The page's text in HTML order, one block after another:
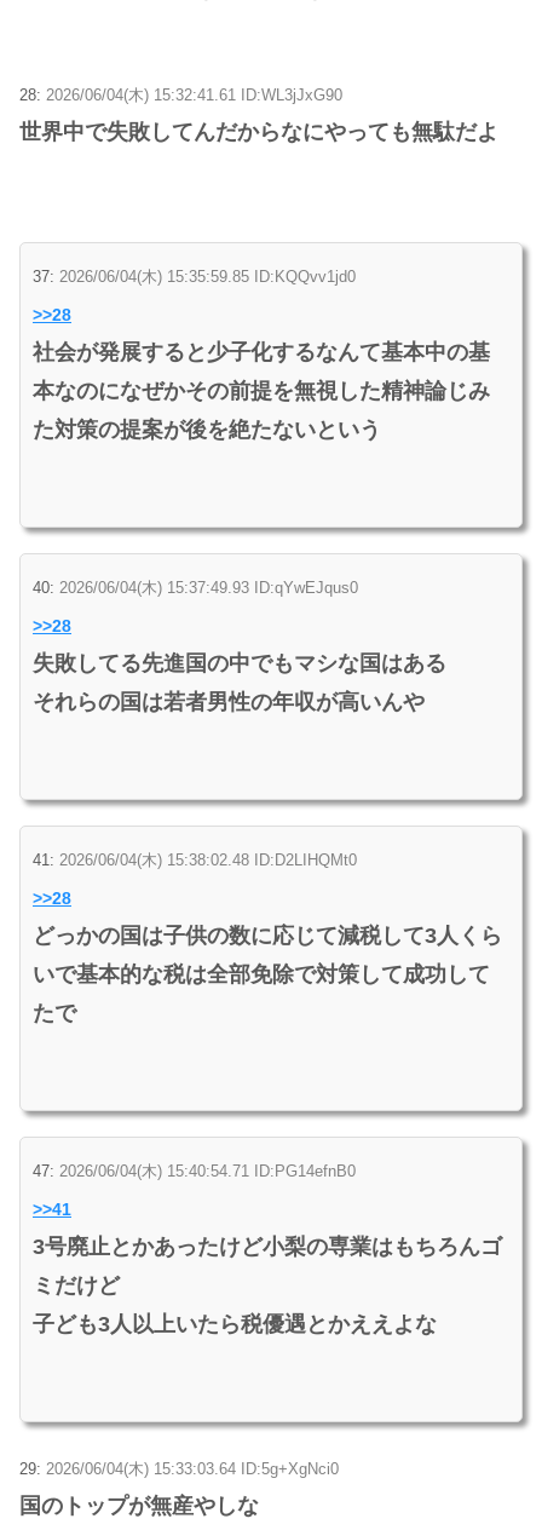
28: 2026/06/04(木) 15:32:41.61 ID:WL3jJxG90
世界中で失敗してんだからなにやっても無駄だよ
37: 2026/06/04(木) 15:35:59.85 ID:KQQvv1jd0
>>28
社会が発展すると少子化するなんて基本中の基
本なのになぜかその前提を無視した精神論じみ
た対策の提案が後を絶たないという
40: 2026/06/04(木) 15:37:49.93 ID:qYwEJqus0
>>28
失敗してる先進国の中でもマシな国はある
それらの国は若者男性の年収が高いんや
41: 2026/06/04(木) 15:38:02.48 ID:D2LIHQMt0
>>28
どっかの国は子供の数に応じて減税して3人くら
いで基本的な税は全部免除で対策して成功して
たで
47: 2026/06/04(木) 15:40:54.71 ID:PG14efnB0
>>41
3号廃止とかあったけど小梨の専業はもちろんゴ
ミだけど
子ども3人以上いたら税優遇とかええよな
29: 2026/06/04(木) 15:33:03.64 ID:5g+XgNci0
国のトップが無産やしな